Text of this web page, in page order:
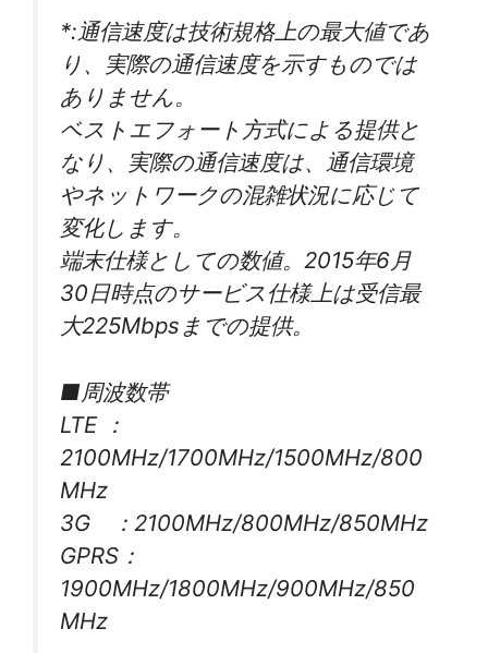
*:通信速度は技術規格上の最大値であ
り、実際の通信速度を示すものでは
ありません。
ベストエフォート方式による提供と
なり、実際の通信速度は、通信環境
やネットワークの混雑状況に応じて
変化します。
端末仕様としての数値。2015年6月
30日時点のサービス仕様上は受信最
大225Mbpsまでの提供。
■周波数帯
LTE ：
2100MHz/1700MHz/1500MHz/800
MHz
3G ：2100MHz/800MHz/850MHz
GPRS：
1900MHz/1800MHz/900MHz/850
MHz